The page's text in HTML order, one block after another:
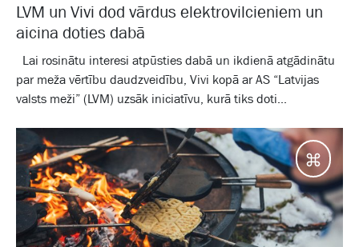
LVM un Vivi dod vārdus elektrovilcieniem un
aicina doties dabā
Lai rosinātu interesi atpūsties dabā un ikdienā atgādinātu
par meža vērtību daudzveidību, Vivi kopā ar AS “Latvijas
valsts meži” (LVM) uzsāk iniciatīvu, kurā tiks doti...